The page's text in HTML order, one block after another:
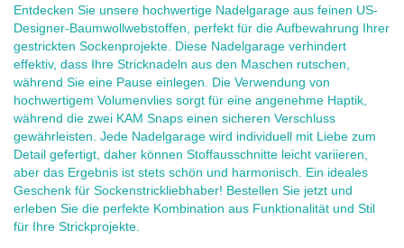
Entdecken Sie unsere hochwertige Nadelgarage aus feinen US-
Designer-Baumwollwebstoffen, perfekt für die Aufbewahrung Ihrer
gestrickten Sockenprojekte. Diese Nadelgarage verhindert
effektiv, dass Ihre Stricknadeln aus den Maschen rutschen,
während Sie eine Pause einlegen. Die Verwendung von
hochwertigem Volumenvlies sorgt für eine angenehme Haptik,
während die zwei KAM Snaps einen sicheren Verschluss
gewährleisten. Jede Nadelgarage wird individuell mit Liebe zum
Detail gefertigt, daher können Stoffausschnitte leicht variieren,
aber das Ergebnis ist stets schön und harmonisch. Ein ideales
Geschenk für Sockenstrickliebhaber! Bestellen Sie jetzt und
erleben Sie die perfekte Kombination aus Funktionalität und Stil
für Ihre Strickprojekte.